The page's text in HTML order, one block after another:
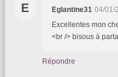
E Eglantine31 04/01/
Excellentes mon
<br /> bisous à
Répondre